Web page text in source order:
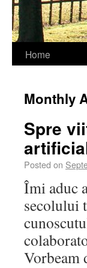
Home
Monthly
Spre
Posted on
Îmi aduc
secolului
Vorbeam